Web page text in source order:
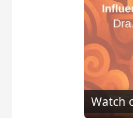
Watch